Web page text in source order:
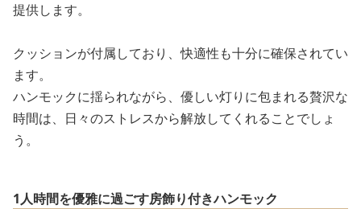
提供します。
クッションが付属しており、快適性も十分に確保されてい
ます。
ハンモックに揺られながら、優しい灯りに包まれる贅沢な
時間は、日々のストレスから解放してくれることでしょ
う。
1人時間を優雅に過ごす房飾り付きハンモック